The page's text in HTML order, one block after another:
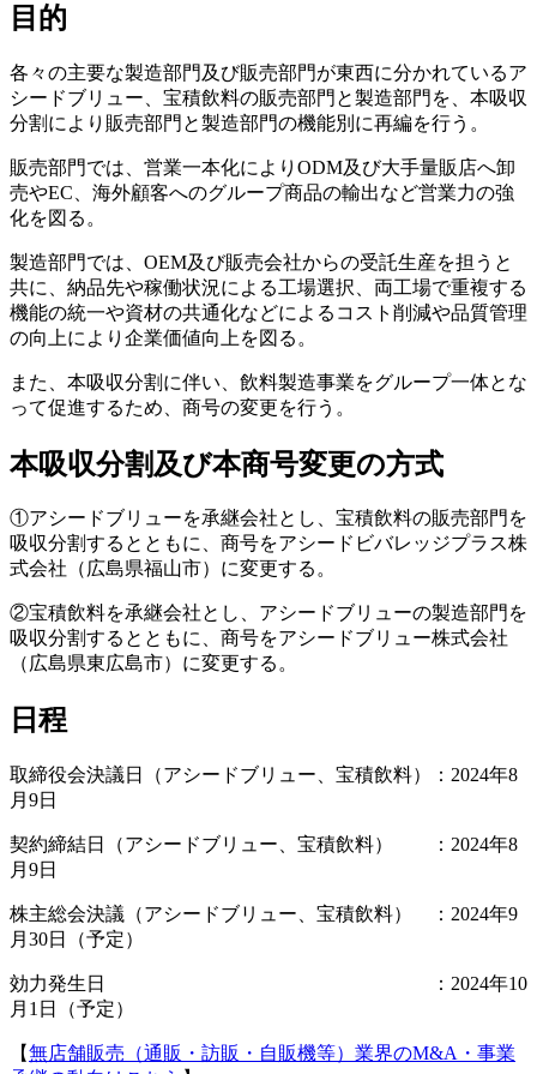
目的
各々の主要な製造部門及び販売部門が東西に分かれているア
シードブリュー、宝積飲料の販売部門と製造部門を、本吸収
分割により販売部門と製造部門の機能別に再編を行う。
販売部門では、営業一本化によりODM及び大手量販店へ卸
売やEC、海外顧客へのグループ商品の輸出など営業力の強
化を図る。
製造部門では、OEM及び販売会社からの受託生産を担うと
共に、納品先や稼働状況による工場選択、両工場で重複する
機能の統一や資材の共通化などによるコスト削減や品質管理
の向上により企業価値向上を図る。
また、本吸収分割に伴い、飲料製造事業をグループ一体とな
って促進するため、商号の変更を行う。
本吸収分割及び本商号変更の方式
①アシードブリューを承継会社とし、宝積飲料の販売部門を
吸収分割するとともに、商号をアシードビバレッジプラス株
式会社（広島県福山市）に変更する。
②宝積飲料を承継会社とし、アシードブリューの製造部門を
吸収分割するとともに、商号をアシードブリュー株式会社
（広島県東広島市）に変更する。
日程
取締役会決議日（アシードブリュー、宝積飲料）：2024年8
月9日
契約締結日（アシードブリュー、宝積飲料） ：2024年8
月9日
株主総会決議（アシードブリュー、宝積飲料） ：2024年9
月30日（予定）
効力発生日 ：2024年10
月1日（予定）
【無店舗販売（通販・訪販・自販機等）業界のM&A・事業